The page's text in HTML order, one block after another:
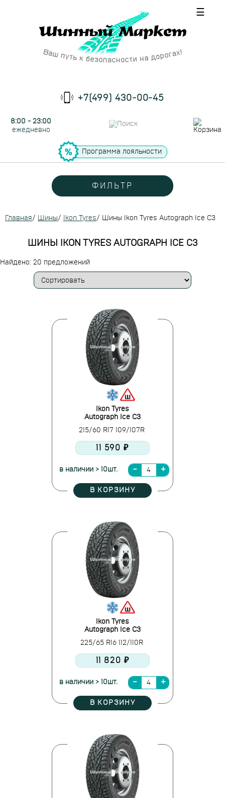
☰
+7(499) 430-00-45
8:00 - 23:00
ежедневно
Программа лояльности
ФИЛЬТР
Главная/ Шины/ Ikon Tyres/ Шины Ikon Tyres Autograph Ice C3
ШИНЫ IKON TYRES AUTOGRAPH ICE C3
Найдено: 20 предложений
Ikon Tyres
Autograph Ice C3
215/60 R17 109/107R
11 590 ₽
в наличии > 10шт.
В КОРЗИНУ
Ikon Tyres
Autograph Ice C3
225/65 R16 112/110R
11 820 ₽
в наличии > 10шт.
В КОРЗИНУ